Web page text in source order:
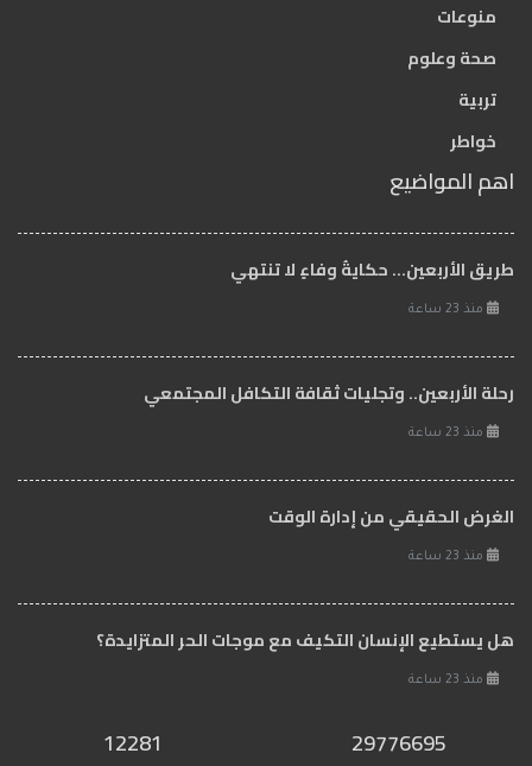
منوعات
صحة وعلوم
تربية
خواطر
اهم المواضيع
طريق الأربعين... حكايةُ وفاءٍ لا تنتهي
منذ 23 ساعة
رحلة الأربعين.. وتجليات ثقافة التكافل المجتمعي
منذ 23 ساعة
الغرض الحقيقي من إدارة الوقت
منذ 23 ساعة
هل يستطيع الإنسان التكيف مع موجات الحر المتزايدة؟
منذ 23 ساعة
29776695
12281